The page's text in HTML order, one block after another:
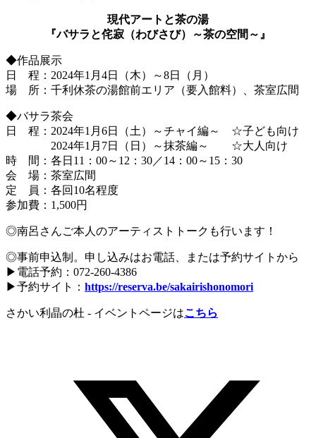
現代アートと茶の湯
『バサラと侘寂（わびさび）～茶の空間～』
◆作品展示
日 程：2024年1月4日（木）～8日（月）
場 所：千利休茶の湯館前エリア（要入館料）、茶室広間
◆バサラ茶会
日 程：2024年1月6日（土）～チャイ編～ ☆子ども向け
2024年1月7日（日）～抹茶編～ ☆大人向け
時 間：各日11：00～12：30／14：00～15：30
会 場：茶室広間
定 員：各回10名程度
参加費：1,500円
◎南呂さんご本人のアーティストトークも行います！
◎事前申込制。申し込みはお電話、または予約サイトから
▶電話予約：072-260-4386
▶予約サイト： https://reserva.be/sakairishonomori
さかい利晶の杜 ‐ イベントページはこちら